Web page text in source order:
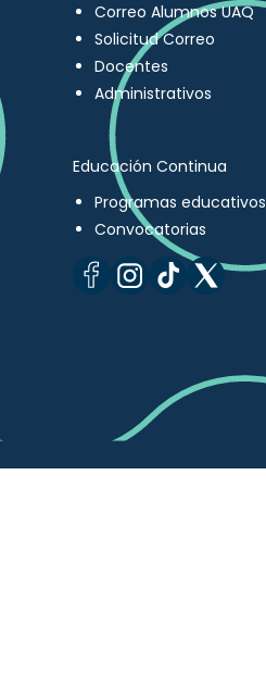
Correo Alumnos UAQ
Solicitud Correo
Docentes
Administrativos
Educación Continua
Programas educativos
Convocatorias